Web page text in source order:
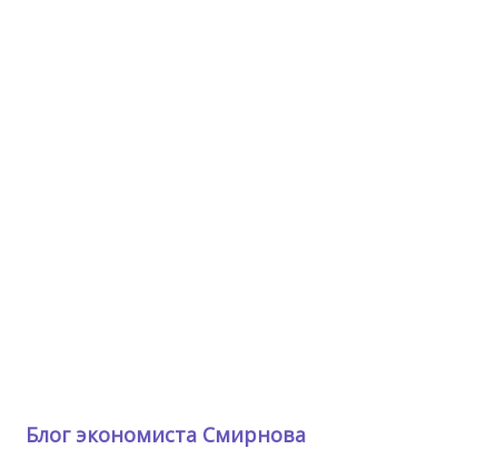
Блог экономиста Смирнова